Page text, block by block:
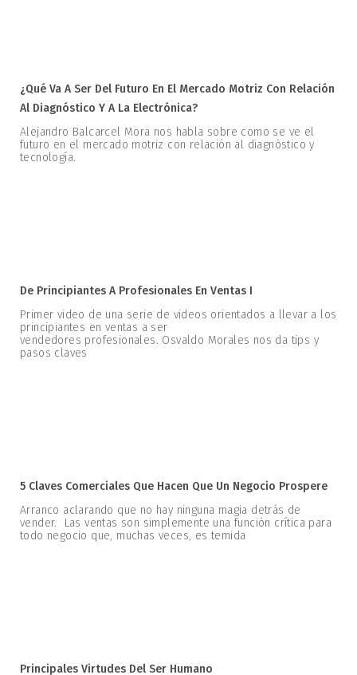
¿Qué Va A Ser Del Futuro En El Mercado Motriz Con Relación
Al Diagnóstico Y A La Electrónica?
Alejandro Balcarcel Mora nos habla sobre como se ve el
futuro en el mercado motriz con relación al diagnóstico y
tecnología.
De Principiantes A Profesionales En Ventas I
Primer video de una serie de videos orientados a llevar a los
principiantes en ventas a ser
vendedores profesionales. Osvaldo Morales nos da tips y
pasos claves
5 Claves Comerciales Que Hacen Que Un Negocio Prospere
Arranco aclarando que no hay ninguna magia detrás de
vender. Las ventas son simplemente una función crítica para
todo negocio que, muchas veces, es temida
Principales Virtudes Del Ser Humano